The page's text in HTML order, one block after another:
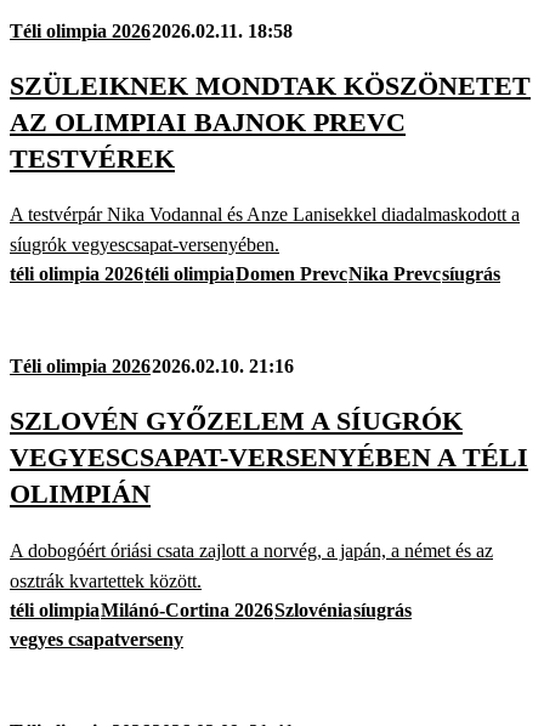
Téli olimpia 20262026.02.11. 18:58
SZÜLEIKNEK MONDTAK KÖSZÖNETET
AZ OLIMPIAI BAJNOK PREVC
TESTVÉREK
A testvérpár Nika Vodannal és Anze Lanisekkel diadalmaskodott a
síugrók vegyescsapat-versenyében.
téli olimpia 2026téli olimpiaDomen PrevcNika Prevcsíugrás
Téli olimpia 20262026.02.10. 21:16
SZLOVÉN GYŐZELEM A SÍUGRÓK
VEGYESCSAPAT-VERSENYÉBEN A TÉLI
OLIMPIÁN
A dobogóért óriási csata zajlott a norvég, a japán, a német és az
osztrák kvartettek között.
téli olimpiaMilánó-Cortina 2026Szlovéniasíugrás
vegyes csapatverseny